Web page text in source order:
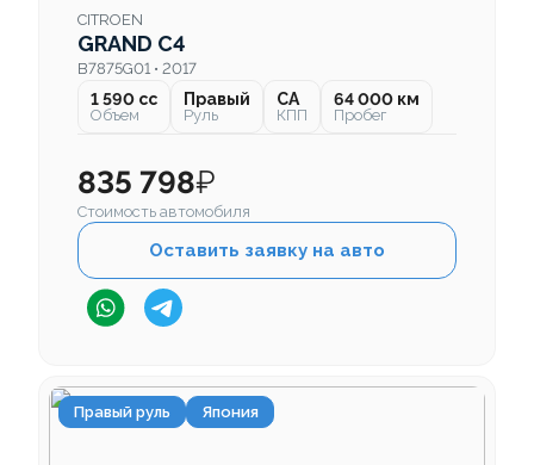
CITROEN
GRAND C4
B7875G01 • 2017
1 590 cc
Объем
Правый
Руль
CA
КПП
64 000 км
Пробег
835 798₽
Стоимость автомобиля
Оставить заявку на авто
Правый руль Япония